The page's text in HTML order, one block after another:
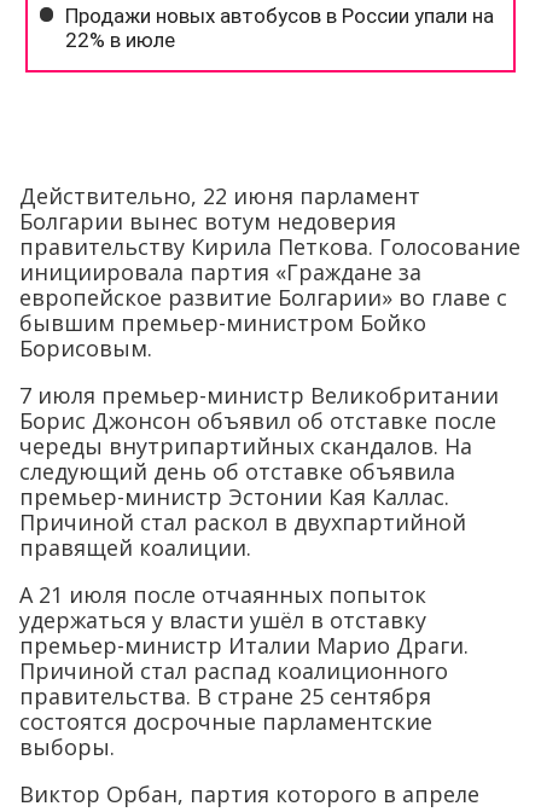
Действительно, 22 июня парламент
Болгарии вынес вотум недоверия
правительству Кирила Петкова. Голосование
инициировала партия «Граждане за
европейское развитие Болгарии» во главе с
бывшим премьер-министром Бойко
Борисовым.
7 июля премьер-министр Великобритании
Борис Джонсон объявил об отставке после
череды внутрипартийных скандалов. На
следующий день об отставке объявила
премьер-министр Эстонии Кая Каллас.
Причиной стал раскол в двухпартийной
правящей коалиции.
А 21 июля после отчаянных попыток
удержаться у власти ушёл в отставку
премьер-министр Италии Марио Драги.
Причиной стал распад коалиционного
правительства. В стране 25 сентября
состоятся досрочные парламентские
выборы.
Виктор Орбан, партия которого в апреле